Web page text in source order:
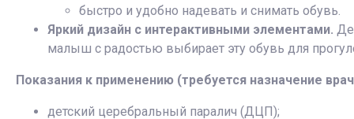
быстро и удобно надевать и снимать обувь.
Яркий дизайн с интерактивными элементами.
малыш с радостью выбирает эту обувь для
Показания к применению (требуется назначение
детский церебральный паралич (ДЦП);